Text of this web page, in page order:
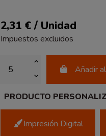
2,31 € / Unidad
Impuestos excluidos
Añadir
PRODUCTO
Impresión Digital